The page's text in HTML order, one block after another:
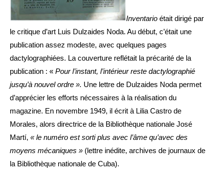
Inventario était dirigé par
le critique d’art Luis Dulzaides Noda. Au début, c’était une
publication assez modeste, avec quelques pages
dactylographiées. La couverture reflétait la précarité de la
publication : « Pour l’instant, l’intérieur reste dactylographié
jusqu’à nouvel ordre ». Une lettre de Dulzaides Noda permet
d’apprécier les efforts nécessaires à la réalisation du
magazine. En novembre 1949, il écrit à Lilia Castro de
Morales, alors directrice de la Bibliothèque nationale José
Martí, « le numéro est sorti plus avec l’âme qu’avec des
moyens mécaniques » (lettre inédite, archives de journaux de
la Bibliothèque nationale de Cuba).